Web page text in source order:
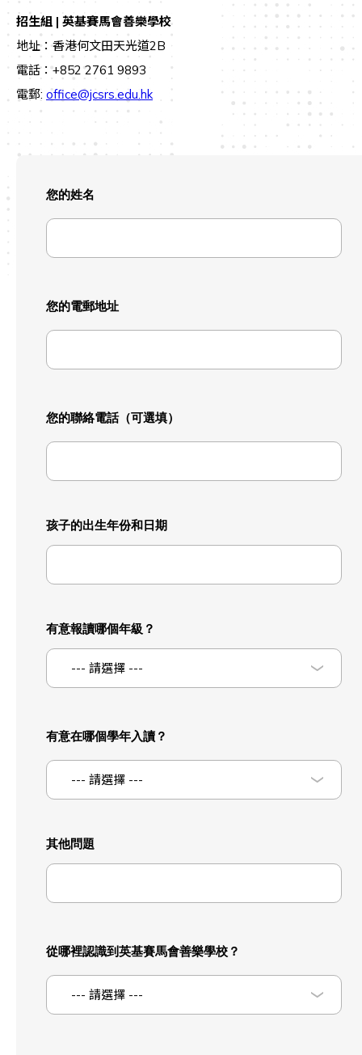
招生組 | 英基賽馬會善樂學校
地址：香港何文田天光道2B
電話：+852 2761 9893
電郵: office@jcsrs.edu.hk
您的姓名
您的電郵地址
您的聯絡電話（可選填）
孩子的出生年份和日期
有意報讀哪個年級？
--- 請選擇 ---
有意在哪個學年入讀？
--- 請選擇 ---
其他問題
從哪裡認識到英基賽馬會善樂學校？
--- 請選擇 ---